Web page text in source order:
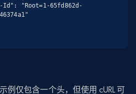
例仅包含一个头，但使用 cURL 可